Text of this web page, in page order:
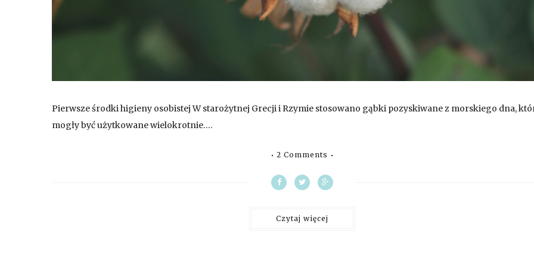
Pierwsze środki higieny osobistej W starożytnej Grecji i Rzymie stosowano gąbki pozyskiwane z morskiego dna,
mogły być użytkowane wielokrotnie….
2 Comments
Czytaj więcej